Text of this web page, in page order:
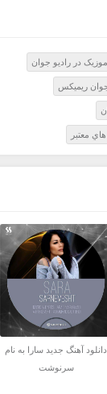
در راديو جوان
جوان ريميکس
معتبر
دانلود آهنگ جدید سارا به نام
سرنوشت